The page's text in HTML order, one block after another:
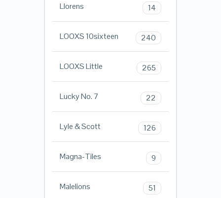
Llorens 14
LOOXS 10sixteen 240
LOOXS Little 265
Lucky No. 7 22
Lyle & Scott 126
Magna-Tiles 9
Malelions 51